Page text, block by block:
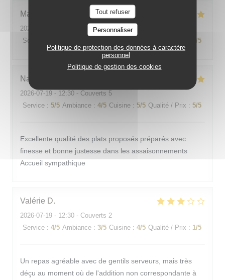
Tout refuser
Personnaliser
Politique de protection des données à caractère
personnel
Politique de gestion des cookies
Marie - pierre
2026-07-22
- 12:15 - Couverts 3
Service
/5
Nathalie
2026-07-19 - 12:30 - Couverts 5
Service : 5/5 Ambiance : 4/5 Cuisine : 5/5 Qualité / Prix : 5/5
Excellente qualité des plats proposés préparés avec
finesse et bonne justesse dans les assaisonnements
Accueil sympathique
Valérie D
2026-07-19 - 12:30 - Couverts 2
Service : 4/5 Ambiance : 3/5 Cuisine : 4/5 Qualité / Prix : 1/5
Un repas agréable avec de gentils serveurs, mais très
déçu au moment où de l'addition non correspondante à